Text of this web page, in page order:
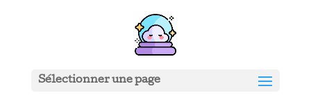
Sélectionner une page